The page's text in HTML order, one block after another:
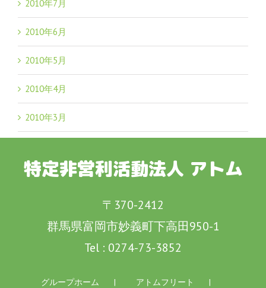
2010年7月
2010年6月
2010年5月
2010年4月
2010年3月
特定非営利活動法人 アトム
〒370-2412
群馬県富岡市妙義町下高田950-1
Tel : 0274-73-3852
グループホーム アトムフリート